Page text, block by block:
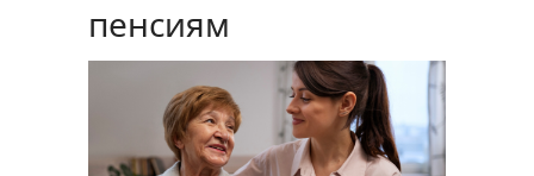
пенсиям